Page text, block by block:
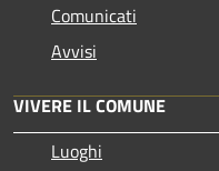
Comunicati
Avvisi
VIVERE IL COMUNE
Luoghi